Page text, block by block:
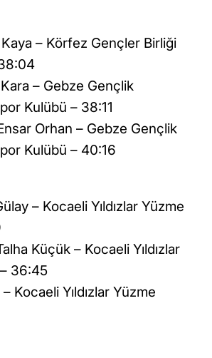
– Körfez Gençler Birliği
– Gebze Gençlik
Kulübü – 38:11
Orhan – Gebze Gençlik
Kulübü – 40:16
– Kocaeli Yıldızlar Yüzme
Küçük – Kocaeli Yıldızlar
36:45
Kocaeli Yıldızlar Yüzme